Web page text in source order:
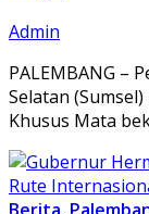
Admin
PALEMBANG –
Selatan
Khusus Mata